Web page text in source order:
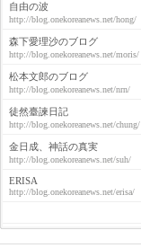
自由の波
http://blog.onekoreanews.net/hong/
森下愛理沙のブログ
http://blog.onekoreanews.net/moris/
松本文郎のブログ
http://blog.onekoreanews.net/nrn/
徒然臺諫日記
http://blog.onekoreanews.net/chung/
金日成、神話の真実
http://blog.onekoreanews.net/suh/
ERISA
http://blog.onekoreanews.net/erisa/